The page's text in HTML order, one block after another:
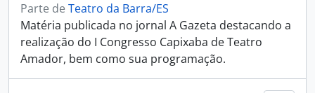
Parte de Teatro da Barra/ES
Matéria publicada no jornal A Gazeta destacando a
realização do I Congresso Capixaba de Teatro
Amador, bem como sua programação.